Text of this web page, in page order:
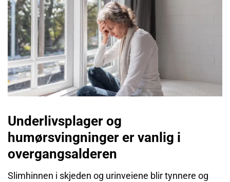
Underlivsplager og
humørsvingninger er vanlig i
overgangsalderen
Slimhinnen i skjeden og urinveiene blir tynnere og